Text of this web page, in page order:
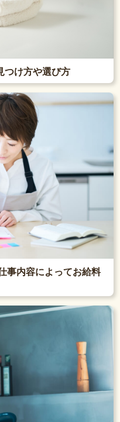
つけ方や選び方
事内容によってお給料